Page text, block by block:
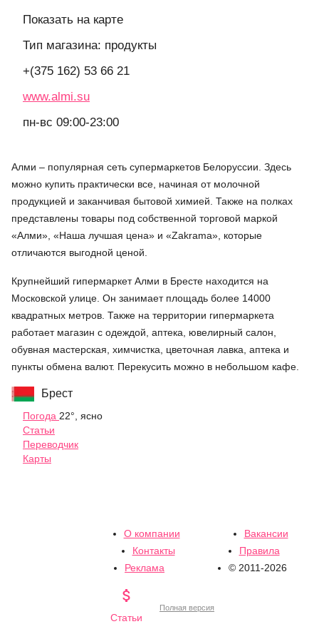
Показать на карте
Тип магазина: продукты
+(375 162) 53 66 21
www.almi.su
пн-вс 09:00-23:00
Алми – популярная сеть супермаркетов Белоруссии. Здесь
можно купить практически все, начиная от молочной
продукцией и заканчивая бытовой химией. Также на полках
представлены товары под собственной торговой маркой
«Алми», «Наша лучшая цена» и «Zakrama», которые
отличаются выгодной ценой.
Крупнейший гипермаркет Алми в Бресте находится на
Московской улице. Он занимает площадь более 14000
квадратных метров. Также на территории гипермаркета
работает магазин с одеждой, аптека, ювелирный салон,
обувная мастерская, химчистка, цветочная лавка, аптека и
пункты обмена валют. Перекусить можно в небольшом кафе.
Брест
Погода 22°, ясно
Статьи
Переводчик
Карты
О компании
Вакансии
Контакты
Правила
Реклама
© 2011-2026

Статьи
Полная версия